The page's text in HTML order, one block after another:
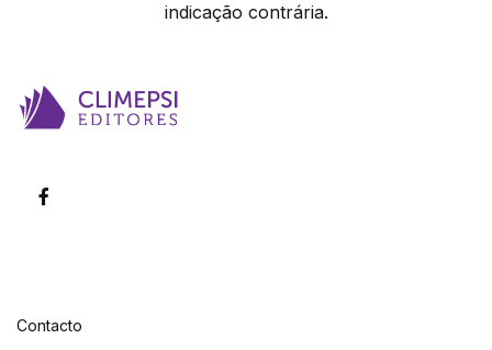
indicação contrária.
Contacto